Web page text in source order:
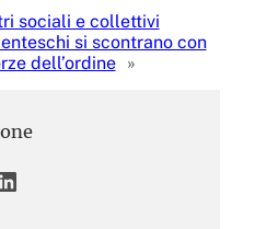
sociali e collettivi
si scontrano con
dell’ordine
»